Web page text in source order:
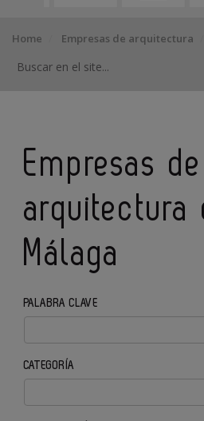
Home Empresas de arquitectura
Empresas de
arquitectura
Málaga
PALABRA CLAVE
CATEGORÍA